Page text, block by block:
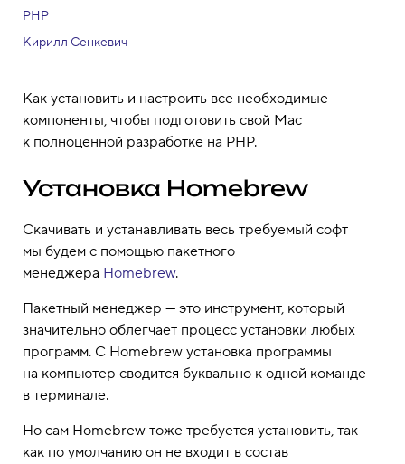
PHP
Кирилл Сенкевич
Как установить и настроить все необходимые
компоненты, чтобы подготовить свой Mac
к полноценной разработке на PHP.
Установка Homebrew
Скачивать и устанавливать весь требуемый софт
мы будем с помощью пакетного
менеджера Homebrew.
Пакетный менеджер — это инструмент, который
значительно облегчает процесс установки любых
программ. С Homebrew установка программы
на компьютер сводится буквально к одной команде
в терминале.
Но сам Homebrew тоже требуется установить, так
как по умолчанию он не входит в состав